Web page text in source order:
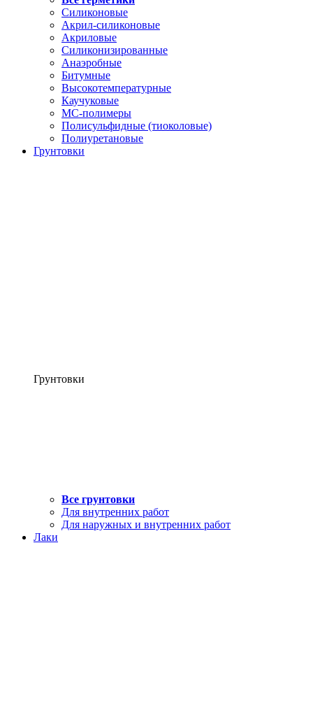
Силиконовые
Акрил-силиконовые
Акриловые
Силиконизированные
Анаэробные
Битумные
Высокотемпературные
Каучуковые
МС-полимеры
Полисульфидные (тиоколовые)
Полиуретановые
Грунтовки
Грунтовки
Все грунтовки
Для внутренних работ
Для наружных и внутренних работ
Лаки